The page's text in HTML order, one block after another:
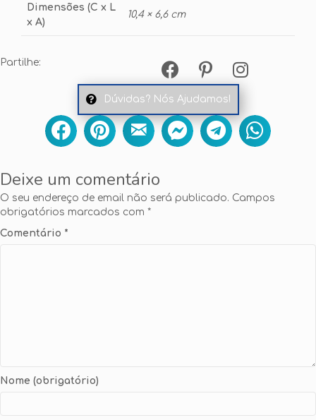
Dimensões (C x L
x A)
10,4 × 6,6 cm
Partilhe:
Dúvidas? Nós Ajudamos!
Deixe um comentário
O seu endereço de email não será publicado. Campos
obrigatórios marcados com *
Comentário *
Nome (obrigatório)